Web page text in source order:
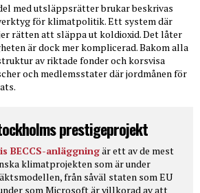
med utsläppsrätter brukar beskrivas
för klimatpolitik. Ett system där
rätten att släppa ut koldioxid. Det låter
är dock mer komplicerad. Bakom alla
av riktade fonder och korsvisa
och medlemsstater där jordmånen för
prestigeprojekt
BECCS-anläggningär ett av de mest
klimatprojekten som är under
från såväl staten som EU
som Microsoft är villkorad av att